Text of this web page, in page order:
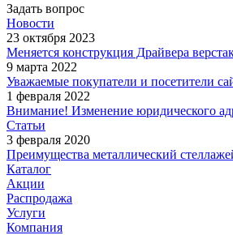
Задать вопрос
Новости
23 октября 2023
Меняется конструкция Драйвера
9 марта 2022
Уважаемые покупатели и посетители
1 февраля 2022
Внимание! Изменение юридического
Статьи
3 февраля 2020
Преимущества металлический
Каталог
Акции
Распродажа
Услуги
Компания